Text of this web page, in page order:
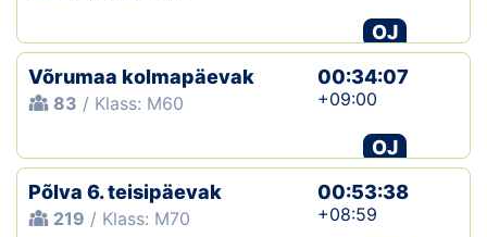
OJ
Võrumaa kolmapäevak
83 / Klass: M60
00:34:07
+09:00
OJ
Põlva 6. teisipäevak
219 / Klass: M70
00:53:38
+08:59